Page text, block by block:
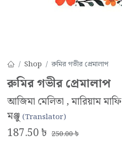
Shop রুমির গভীর প্রেমালাপ
রুমির গভীর প্রেমালাপ
আজিমা মেলিতা , মারিয়াম মাফি
মঞ্জু (Translator)
187.50৳ 250.00৳